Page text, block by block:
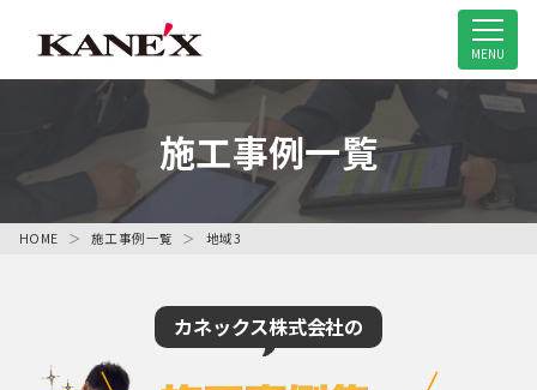
米子市の解体工事専門MENU
施工事例一覧
HOME 施工事例一覧 地域3
カネックス株式会社の